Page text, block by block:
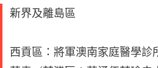
新界及離島區
西貢區：將軍澳南家庭醫學診